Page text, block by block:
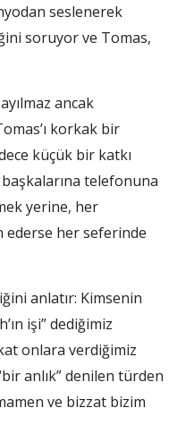
seslenerek
soruyor ve Tomas,
ancak
korkak bir
küçük bir katkı
telefonuna
yerine, her
ederse her seferinde
anlatır: Kimsenin
işi” dediğimiz
onlara verdiğimiz
anlık” denilen türden
ve bizzat bizim